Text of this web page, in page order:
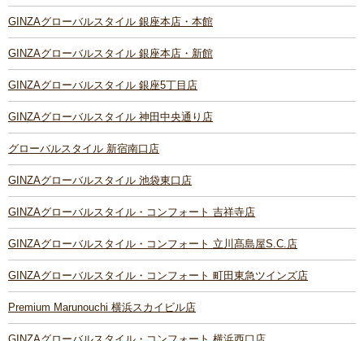
GINZAグローバルスタイル 銀座本店・本館
GINZAグローバルスタイル 銀座本店・新館
GINZAグローバルスタイル 銀座5丁目店
GINZAグローバルスタイル 神田中央通り店
グローバルスタイル 新宿南口店
GINZAグローバルスタイル 池袋東口店
GINZAグローバルスタイル・コンフォート 吉祥寺店
GINZAグローバルスタイル・コンフォート 立川髙島屋S.C.店
GINZAグローバルスタイル・コンフォート 町田東急ツインズ店
Premium Marunouchi 横浜スカイビル店